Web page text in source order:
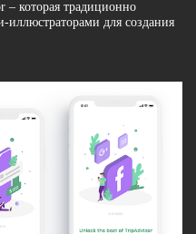
– которая традиционно
иллюстраторами для создания